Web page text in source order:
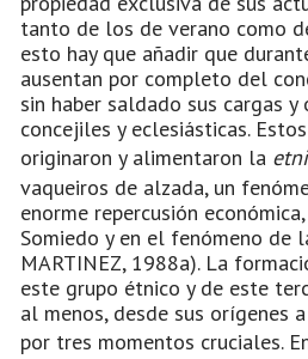
tanto de los de verano como
esto hay que añadir que
ausentan por completo del
sin haber saldado sus cargas
concejiles y eclesiásticas.
originaron y alimentaron la
vaqueiros de alzada, un
enorme repercusión
Somiedo y en el fenómeno de
MARTINEZ, 1988a). La
este grupo étnico y de este
al menos, desde sus orígenes
por tres momentos cruciales.